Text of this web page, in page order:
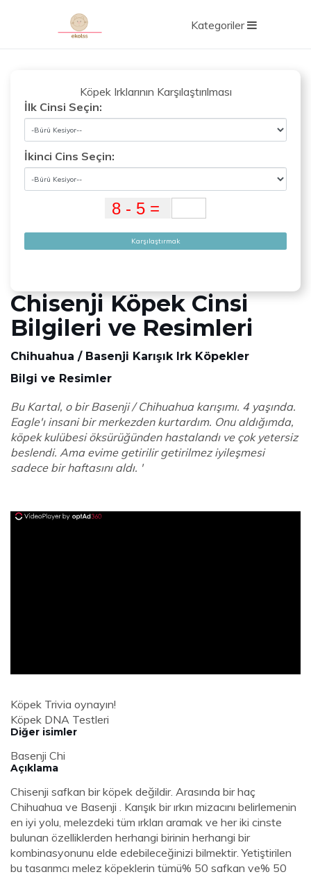
Kategoriler
Köpek Irklarının Karşılaştırılması
İlk Cinsi Seçin:
İkinci Cins Seçin:
Karşılaştırmak
Chisenji Köpek Cinsi
Bilgileri ve Resimleri
Chihuahua / Basenji Karışık Irk Köpekler
Bilgi ve Resimler
Bu Kartal, o bir Basenji / Chihuahua karışımı. 4 yaşında.
Eagle'ı insani bir merkezden kurtardım. Onu aldığımda,
köpek kulübesi öksürüğünden hastalandı ve çok yetersiz
beslendi. Ama evime getirilir getirilmez iyileşmesi
sadece bir haftasını aldı. '
Köpek Trivia oynayın!
Köpek DNA Testleri
Diğer isimler
Basenji Chi
Açıklama
Chisenji safkan bir köpek değildir. Arasında bir haç
Chihuahua ve Basenji . Karışık bir ırkın mizacını belirlemenin
en iyi yolu, melezdeki tüm ırkları aramak ve her iki cinste
bulunan özelliklerden herhangi birinin herhangi bir
kombinasyonunu elde edebileceğinizi bilmektir. Yetiştirilen
bu tasarımcı melez köpeklerin tümü% 50 safkan ve% 50